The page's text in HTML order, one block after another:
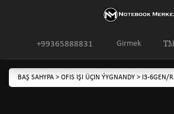
Girmek
+99365888831
BAŞ SAHYPA > OFIS IŞI ÜÇIN ÝYGNANDY > I3-6GEN/